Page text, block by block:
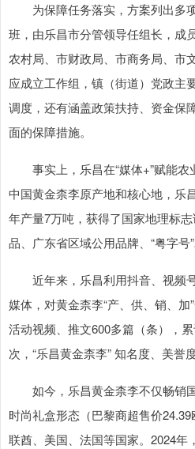
为保障任务落实，方案列出多
班，由乐昌市分管领导任组长，成
农村局、市财政局、市商务局、市
应成立工作组，镇（街道）党政主
调度，还有涵盖政策扶持、资金保
面的保障措施。
事实上，乐昌在“媒体+”赋能农
中国黄金柰李原产地和核心地，乐
年产量7万吨，获得了国家地理标
品、广东省区域公用品牌、“粤字号
近年来，乐昌利用抖音、视频
媒体，对黄金柰李“产、供、销、
活动视频、推文600多篇（条），
次，“乐昌黄金柰李” 知名度、美誉
如今，乐昌黄金柰李不仅畅销
时尚礼盒形态（巴黎商超售价
联酋、美国、法国等国家。2024年